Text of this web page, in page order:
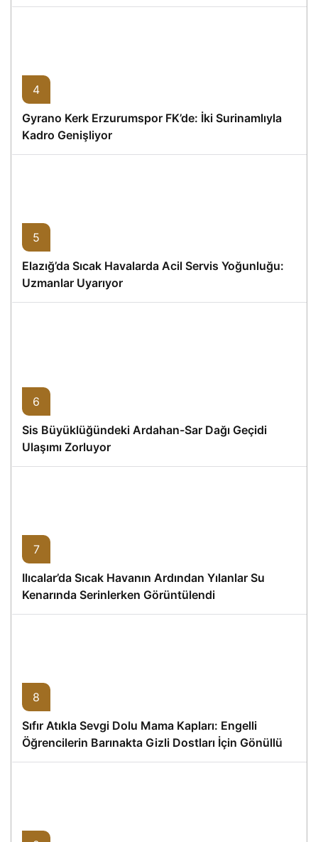
4
Gyrano Kerk Erzurumspor FK’de: İki Surinamlıyla
Kadro Genişliyor
5
Elazığ’da Sıcak Havalarda Acil Servis Yoğunluğu:
Uzmanlar Uyarıyor
6
Sis Büyüklüğündeki Ardahan-Sar Dağı Geçidi
Ulaşımı Zorluyor
7
Ilıcalar’da Sıcak Havanın Ardından Yılanlar Su
Kenarında Serinlerken Görüntülendi
8
Sıfır Atıkla Sevgi Dolu Mama Kapları: Engelli
Öğrencilerin Barınakta Gizli Dostları İçin Gönüllü
Proje